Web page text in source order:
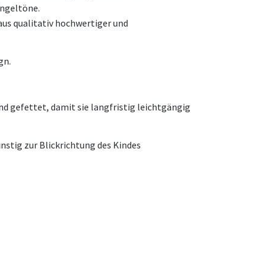
qualitativ hochwertiger und
gefettet, damit sie langfristig leichtgängig
zur Blickrichtung des Kindes